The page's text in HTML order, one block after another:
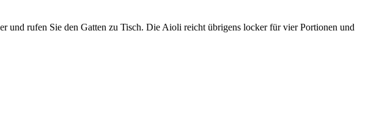
und rufen Sie den Gatten zu Tisch. Die Aioli reicht übrigens locker für vier Portionen und